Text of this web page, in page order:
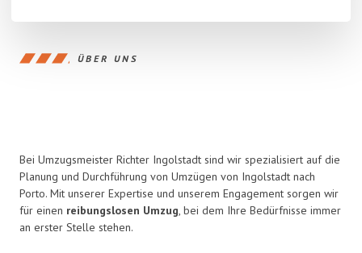
ÜBER UNS
Bei Umzugsmeister Richter Ingolstadt sind wir spezialisiert auf die
Planung und Durchführung von Umzügen von Ingolstadt nach
Porto. Mit unserer Expertise und unserem Engagement sorgen wir
für einen reibungslosen Umzug, bei dem Ihre Bedürfnisse immer
an erster Stelle stehen.